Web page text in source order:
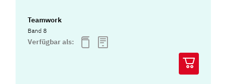
Teamwork
Band 8
Verfügbar als: